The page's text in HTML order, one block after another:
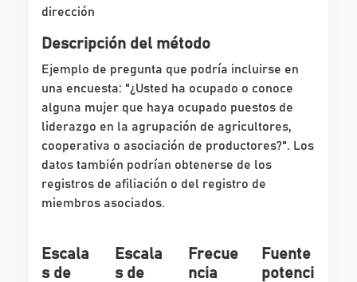
dirección
Descripción del método
Ejemplo de pregunta que podría incluirse en
una encuesta: "¿Usted ha ocupado o conoce
alguna mujer que haya ocupado puestos de
liderazgo en la agrupación de agricultores,
cooperativa o asociación de productores?". Los
datos también podrían obtenerse de los
registros de afiliación o del registro de
miembros asociados.
Escala
s de
Escala
s de
Frecue
ncia
Fuente
potenci